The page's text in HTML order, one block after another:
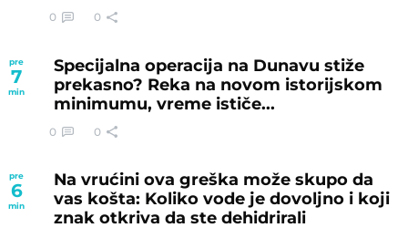
0 0
pre
7
min
Specijalna operacija na Dunavu stiže
prekasno? Reka na novom istorijskom
minimumu, vreme ističe...
0 0
pre
6
min
Na vrućini ova greška može skupo da
vas košta: Koliko vode je dovoljno i koji
znak otkriva da ste dehidrirali